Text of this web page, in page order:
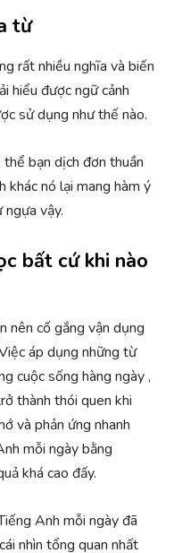
từ
rất nhiều nghĩa và biến
hiểu được ngữ cảnh
sử dụng như thế nào.
bạn dịch đơn thuần
khác nó lại mang hàm ý
ngựa vậy.
bất cứ khi nào
nên cố gắng vận dụng
áp dụng những từ
cuộc sống hàng ngày ,
thành thói quen khi
và phản ứng nhanh
mỗi ngày bằng
khá cao đấy.
Anh mỗi ngày đã
nhìn tổng quan nhất